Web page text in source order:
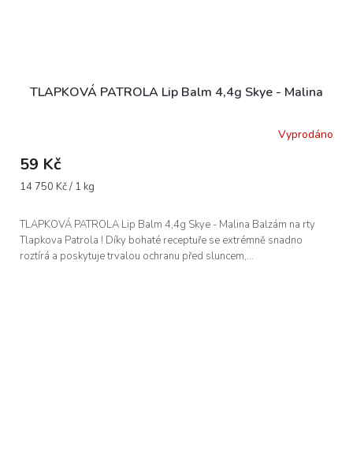
TLAPKOVÁ PATROLA Lip Balm 4,4g Skye - Malina
Vyprodáno
59 Kč
Měrná
14 750 Kč / 1 kg
TLAPKOVÁ PATROLA Lip Balm 4,4g Skye - Malina Balzám na rty
Tlapkova Patrola ! Díky bohaté receptuře se extrémně snadno
roztírá a poskytuje trvalou ochranu před sluncem,...